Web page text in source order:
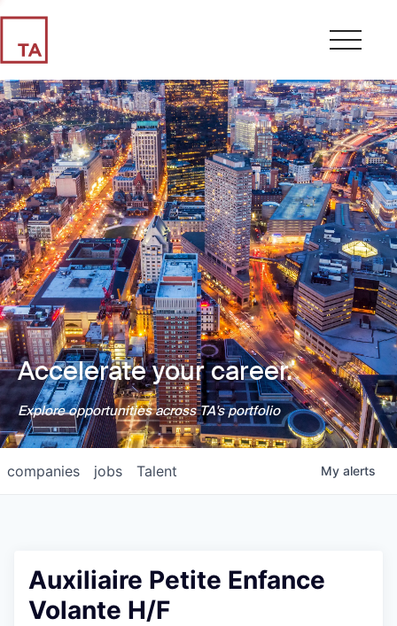
Accelerate your career.
Explore opportunities across TA's portfolio
jobs
companies Talent My alerts
Auxiliaire Petite Enfance
Volante H/F